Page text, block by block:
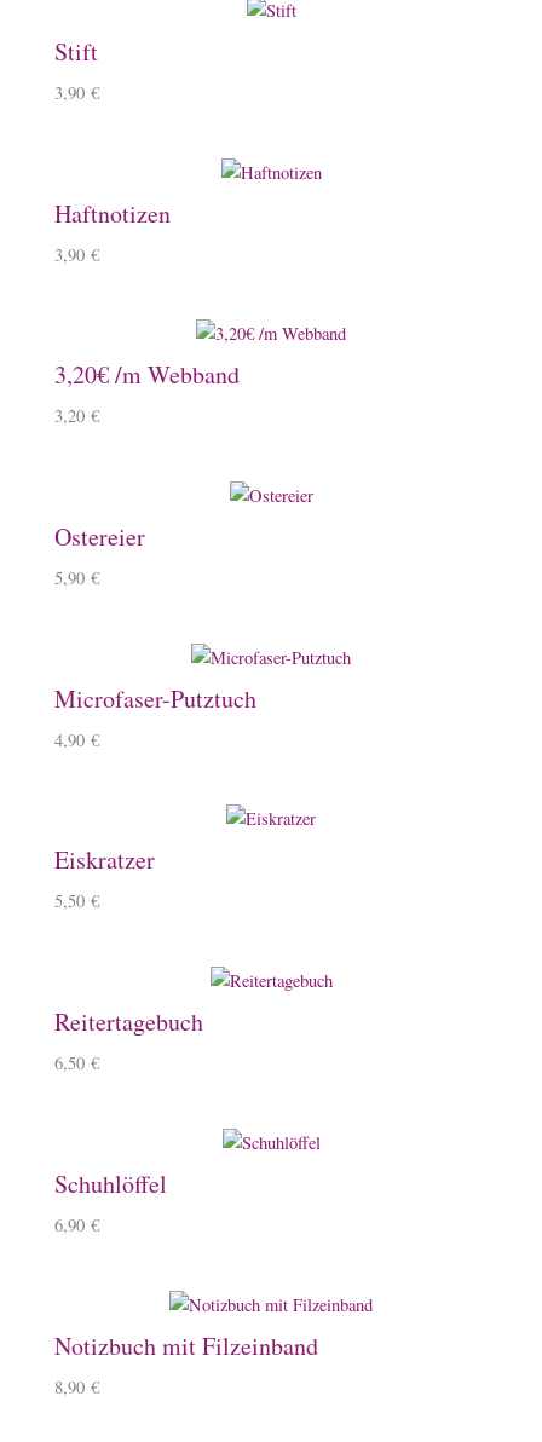
Stift
3,90 €
Haftnotizen
3,90 €
3,20€ /m Webband
3,20 €
Ostereier
5,90 €
Microfaser-Putztuch
4,90 €
Eiskratzer
5,50 €
Reitertagebuch
6,50 €
Schuhlöffel
6,90 €
Notizbuch mit Filzeinband
8,90 €